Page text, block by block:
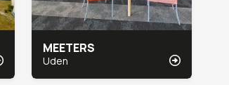
MEETERS
Uden